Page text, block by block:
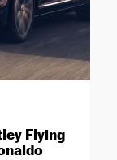
Flying